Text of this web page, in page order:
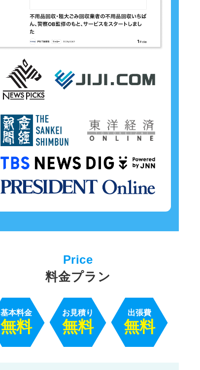
料金プラン
基本料金
無料
お見積り
無料
出張費
無料